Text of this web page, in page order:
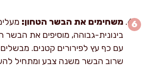
משחימים את הבשר הטחון:
בינונית-גבוהה, מוסיפים את הבשר
שרוב הבשר משנה צבע ומתחיל